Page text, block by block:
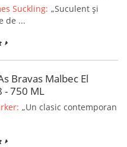
Suckling: „Suculent și
de ...
Bravas Malbec El
- 750 ML
„Un clasic contemporan